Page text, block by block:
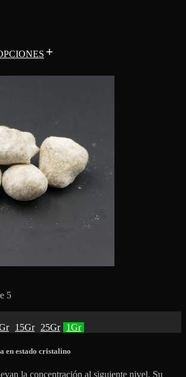
5
15Gr 25Gr 1Gr
en estado cristalino
la concentración al siguiente nivel. Su